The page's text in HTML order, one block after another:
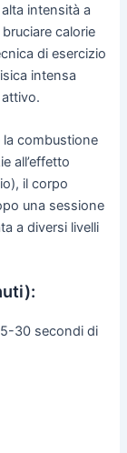
intensità a
calorie
di esercizio
intensa
la combustione
all’effetto
il corpo
una sessione
a diversi livelli
30 secondi di